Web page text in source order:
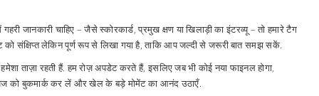
जानकारी चाहिए – जैसे स्कोरकार्ड, प्रमुख क्षण या खिलाड़ी का इंटरव्यू – तो हमारे टैग
संक्षिप्त लेकिन पूर्ण रूप से लिखा गया है, ताकि आप जल्दी से जरूरी बात समझ सकें.
ताज़ा रहती हैं. हम रोज़ अपडेट करते हैं, इसलिए जब भी कोई नया फाइनल होगा,
को बुकमार्क कर लें और खेल के बड़े मोमेंट का आनंद उठाएँ.